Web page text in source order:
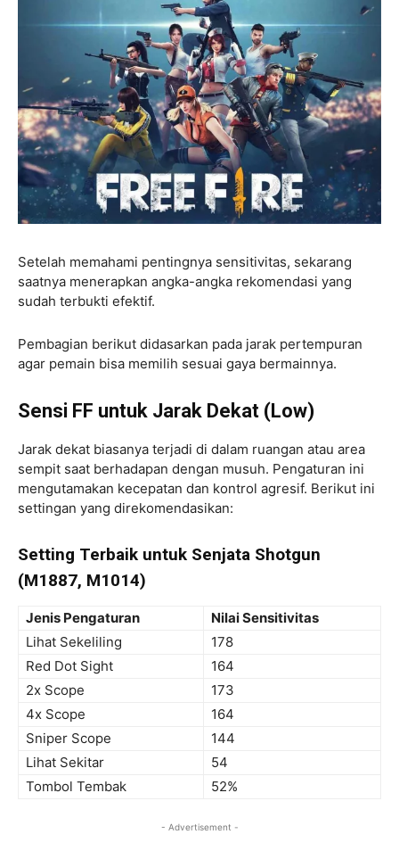
Setelah memahami pentingnya sensitivitas, sekarang
saatnya menerapkan angka-angka rekomendasi yang
sudah terbukti efektif.
Pembagian berikut didasarkan pada jarak pertempuran
agar pemain bisa memilih sesuai gaya bermainnya.
Sensi FF untuk Jarak Dekat (Low)
Jarak dekat biasanya terjadi di dalam ruangan atau area
sempit saat berhadapan dengan musuh. Pengaturan ini
mengutamakan kecepatan dan kontrol agresif. Berikut ini
settingan yang direkomendasikan:
Setting Terbaik untuk Senjata Shotgun
(M1887, M1014)
Jenis Pengaturan
Nilai Sensitivitas
Lihat Sekeliling
178
Red Dot Sight
164
2x Scope
173
4x Scope
164
Sniper Scope
144
Lihat Sekitar
54
Tombol Tembak
52%
- Advertisement -